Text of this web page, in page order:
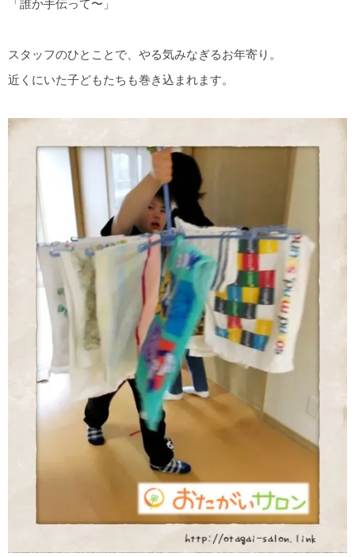
「誰か手伝って〜」
スタッフのひとことで、やる気みなぎるお年寄り。
近くにいた子どもたちも巻き込まれます。